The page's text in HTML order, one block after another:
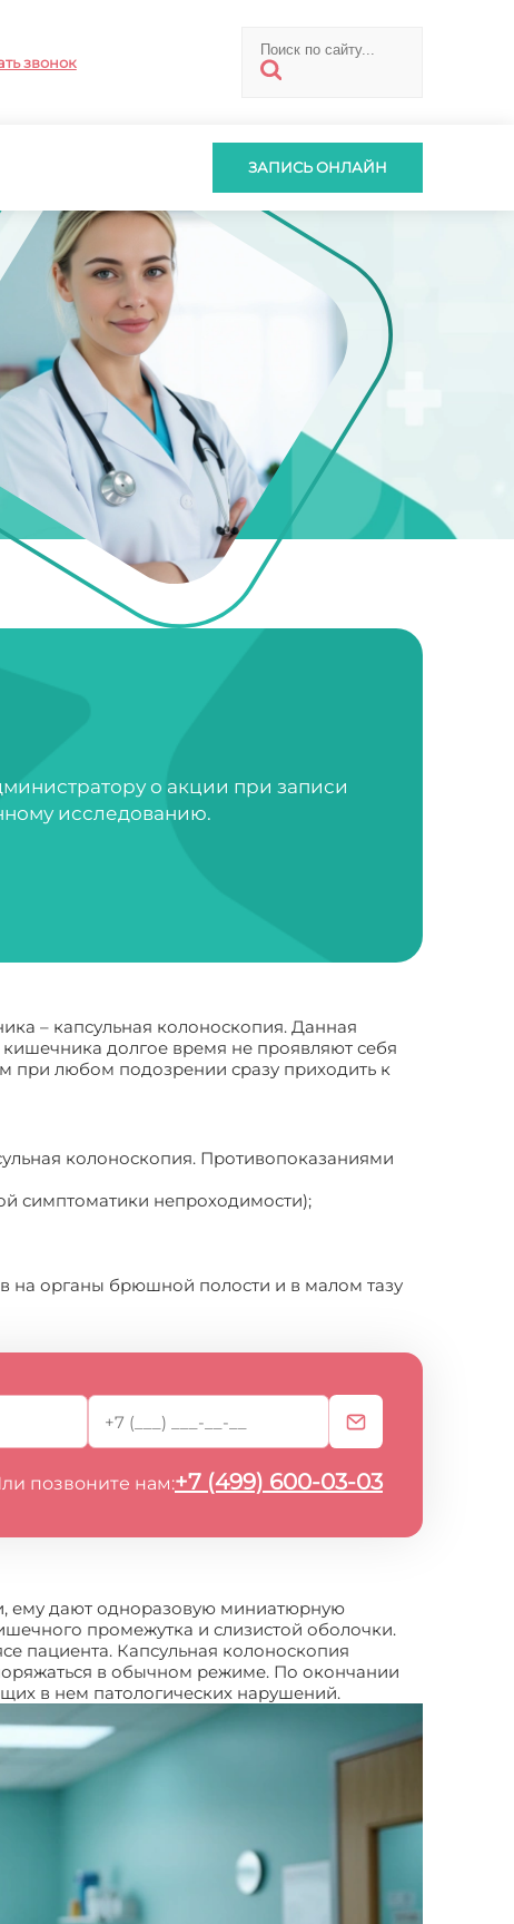
звонок
ЗАПИСЬ ОНЛАЙН
о акции при записи
исследованию.
– капсульная колоноскопия. Данная
долгое время не проявляют себя
при любом подозрении сразу приходить к
колоноскопия. Противопоказаниями
симптоматики непроходимости);
на органы брюшной полости и в малом тазу
позвоните нам:+7 (499) 600-03-03
ему дают одноразовую миниатюрную
промежутка и слизистой оболочки.
пациента. Капсульная колоноскопия
в обычном режиме. По окончании
в нем патологических нарушений.